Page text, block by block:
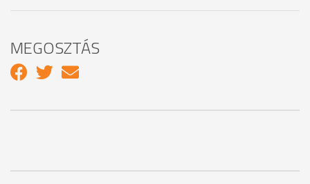
MEGOSZTÁS